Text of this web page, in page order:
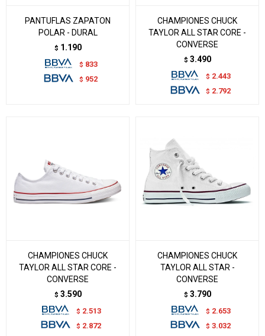
PANTUFLAS ZAPATON
POLAR - DURAL
$ 1.190
$ 833
$ 952
CHAMPIONES CHUCK
TAYLOR ALL STAR CORE -
CONVERSE
$ 3.490
$ 2.443
$ 2.792
CHAMPIONES CHUCK
TAYLOR ALL STAR CORE -
CONVERSE
$ 3.590
$ 2.513
$ 2.872
CHAMPIONES CHUCK
TAYLOR ALL STAR -
CONVERSE
$ 3.790
$ 2.653
$ 3.032